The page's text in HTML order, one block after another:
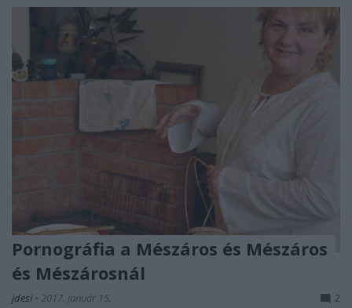
Pornográfia a Mészáros és Mészáros
és Mészárosnál
jdesi • 2017. január 15. 2